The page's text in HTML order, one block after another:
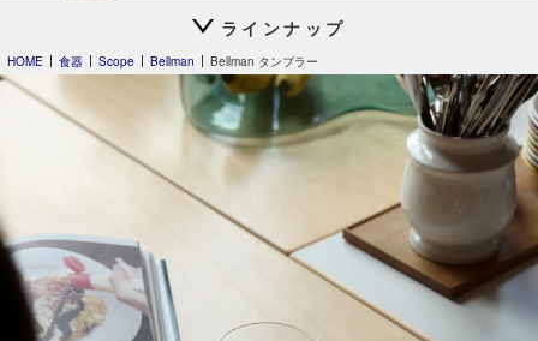
house towel
house towel
ライトワイド
ウィスキー
スコープ特注
Clouds
24h Avec
プレート20cm
24h Avec
ディーププレート24cm
プレート26cm
Moomin オペラ
プレート 12cm
ラインナップ
HOME 食器 Scope Bellman Bellman タンブラー